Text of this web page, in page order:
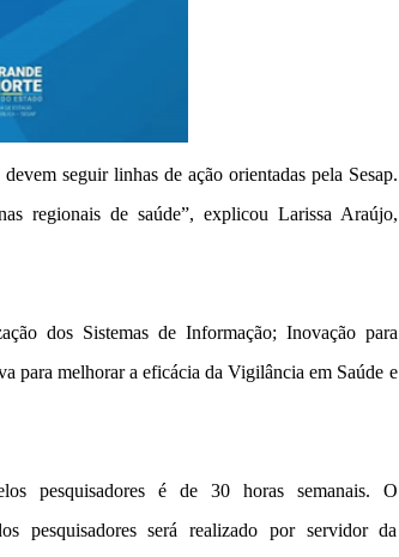
seguir linhas de ação orientadas pela Sesap.
regionais de saúde”, explicou Larissa Araújo,
dos Sistemas de Informação; Inovação para
para melhorar a eficácia da Vigilância em Saúde e
pesquisadores é de 30 horas semanais. O
pesquisadores será realizado por servidor da